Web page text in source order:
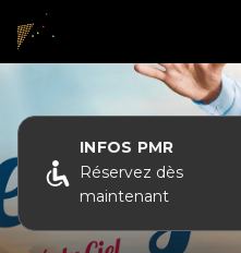
Recevez toute
INFOS PMR
Réservez dès
maintenant